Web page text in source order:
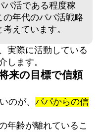
パ活である程度稼
の年代のパパ活戦略
えています。
実際に活動している
します。
来の目標で信頼
のが、 パパからの信
年齢が離れているこ